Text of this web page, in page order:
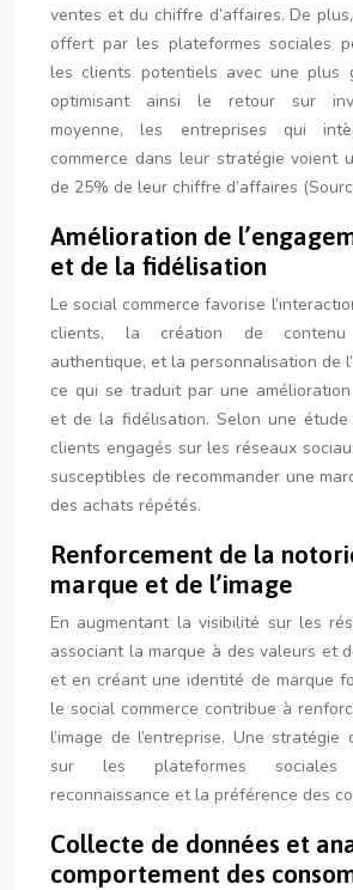
ventes et du chiffre d’affaires. De
offert par les plateformes sociales
les clients potentiels avec une plus
optimisant ainsi le retour sur
moyenne, les entreprises qui
commerce dans leur stratégie voient
de 25% de leur chiffre d’affaires
Amélioration de
et de la fidélisation
Le social commerce favorise
clients, la création de
authentique, et la personnalisation de
ce qui se traduit par une amélioration
et de la fidélisation. Selon une
clients engagés sur les réseaux
susceptibles de recommander une
des achats répétés.
Renforcement de la
marque et de l’image
En augmentant la visibilité sur les
associant la marque à des valeurs et
et en créant une identité de marque
le social commerce contribue à
l’image de l’entreprise. Une stratégie
sur les plateformes sociales
reconnaissance et la préférence des
Collecte de données et
comportement des